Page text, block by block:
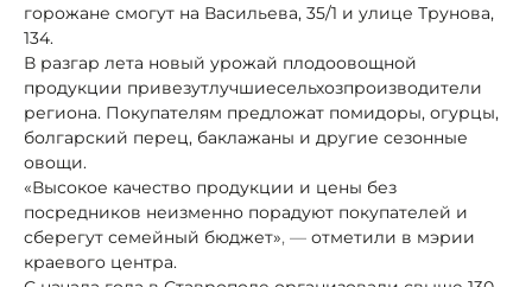
горожане смогут на Васильева, 35/1 и улице Трунова,
134.
В разгар лета новый урожай плодоовощной
продукции привезутлучшиесельхозпроизводители
региона. Покупателям предложат помидоры, огурцы,
болгарский перец, баклажаны и другие сезонные
овощи.
«Высокое качество продукции и цены без
посредников неизменно порадуют покупателей и
сберегут семейный бюджет», — отметили в мэрии
краевого центра.